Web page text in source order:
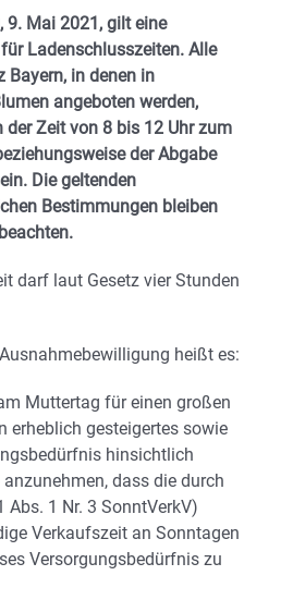
9. Mai 2021, gilt eine
Ladenschlusszeiten. Alle
Bayern, in denen in
angeboten werden,
Zeit von 8 bis 12 Uhr zum
der Abgabe
Die geltenden
Bestimmungen bleiben
darf laut Gesetz vier Stunden
heißt es:
Muttertag für einen großen
erheblich gesteigertes sowie
hinsichtlich
dass die durch
Abs. 1 Nr. 3 SonntVerkV)
Verkaufszeit an Sonntagen
Versorgungsbedürfnis zu